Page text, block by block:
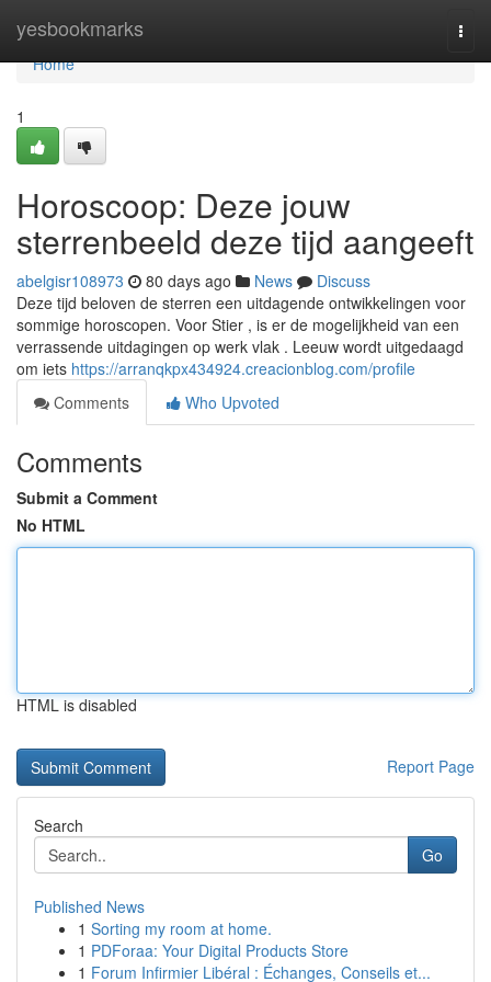
yesbookmarks
Home
Home
1
Horoscoop: Deze jouw
sterrenbeeld deze tijd aangeeft
abelgisr108973 80 days ago News
Discuss
Deze tijd beloven de sterren een uitdagende ontwikkelingen voor
sommige horoscopen. Voor Stier , is er de mogelijkheid van een
verrassende uitdagingen op werk vlak . Leeuw wordt uitgedaagd
om iets https://arranqkpx434924.creacionblog.com/profile
Comments
Who Upvoted
Comments
Submit a Comment
No HTML
HTML is disabled
Report Page
Search
Go
Published News
1 Sorting my room at home.
1 PDForaa: Your Digital Products Store
1 Forum Infirmier Libéral : Échanges, Conseils et...